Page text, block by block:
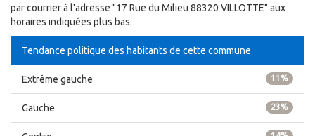
par courrier à l'adresse "17 Rue du Milieu 88320 VILLOTTE" aux
horaires indiquées plus bas.
Tendance politique des habitants de cette commune
11%
Extrême gauche
23%
Gauche